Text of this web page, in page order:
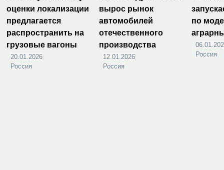
оценки локализации
предлагается
распространить на
грузовые вагоны
20.01.2026
Россия
вырос рынок
автомобилей
отечественного
производства
12.01.2026
Россия
по
Россия